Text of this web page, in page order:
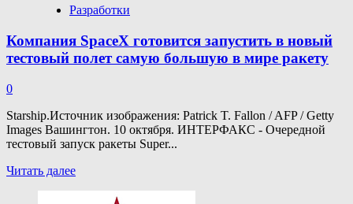
груз
Разработки
Компания SpaceX готовится запустить в новый
тестовый полет самую большую в мире ракету
0
Starship.Источник изображения: Patrick T. Fallon / AFP / Getty
Images Вашингтон. 10 октября. ИНТЕРФАКС - Очередной
тестовый запуск ракеты Super...
Читать далееПрочитать